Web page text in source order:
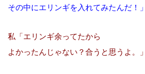
その中にエリンギを入れてみたんだ！」
私「エリンギ余ってたから
よかったんじゃない？合うと思うよ。」